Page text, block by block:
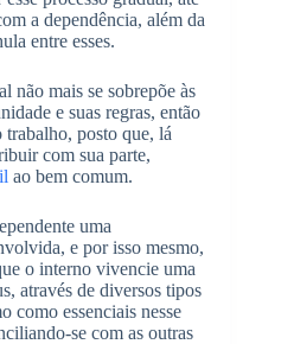
a dependência, além da
entre esses.
não mais se sobrepõe às
e suas regras, então
trabalho, posto que, lá
com sua parte,
ao bem comum.
uma
e por isso mesmo,
o interno vivencie uma
através de diversos tipos
como essenciais nesse
se com as outras